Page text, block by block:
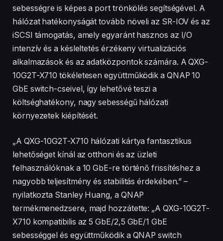
sebességre is képes a port trönkölés segítségével. A
hálózat hatékonyságát tovább növeli az SR-IOV és az
iSCSI támogatás, amely egyaránt hasznos az I/O
intenzív és a késleltetés érzékeny virtualizációs
alkalmazások és az adatközpontok számára. A QXG-
10G2T-X710 tökéletesen együttműködik a QNAP 10
GbE switch-cseivel, így lehetővé teszi a
költséghatékony, nagy sebességű hálózati
környezetek kiépítését.
„A QXG-10G2T-X710 hálózati kártya fantasztikus
lehetőséget kínál az otthoni és az üzleti
felhasználóknak a 10 GbE-re történő frissítéshez a
nagyobb teljesítmény és stabilitás érdekében.” –
nyilatkozta Stanley Huang, a QNAP
termékmenedzsere, majd hozzátette: „A QXG-10G2T-
X710 kompatibilis az 5 GbE/2,5 GbE/1 GbE
sebességgel és együttműködik a QNAP switch